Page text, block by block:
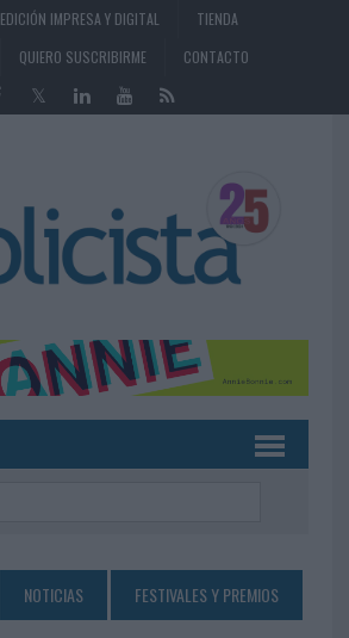
EDICIÓN IMPRESA Y DIGITAL
TIENDA
QUIERO SUSCRIBIRME CONTACTO
NOTICIAS FESTIVALES Y PREMIOS